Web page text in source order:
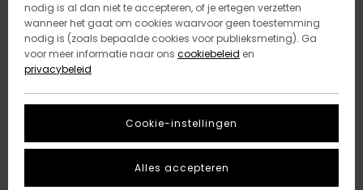
nodig is al dan niet te accepteren, of je ertegen verzetten
wanneer het gaat om cookies waarvoor geen toestemming
nodig is (zoals bepaalde cookies voor publieksmeting). Ga
voor meer informatie naar ons cookiebeleid en
privacybeleid
Cookie-instellingen
Alles accepteren